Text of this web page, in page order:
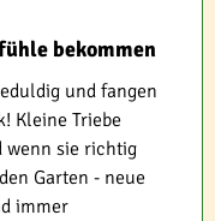
bekommen
und fangen
Kleine Triebe
wenn sie richtig
Garten - neue
immer